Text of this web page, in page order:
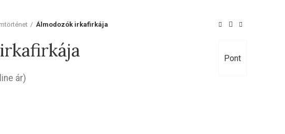
Álmodozók irkafirkája
Pont
ár)